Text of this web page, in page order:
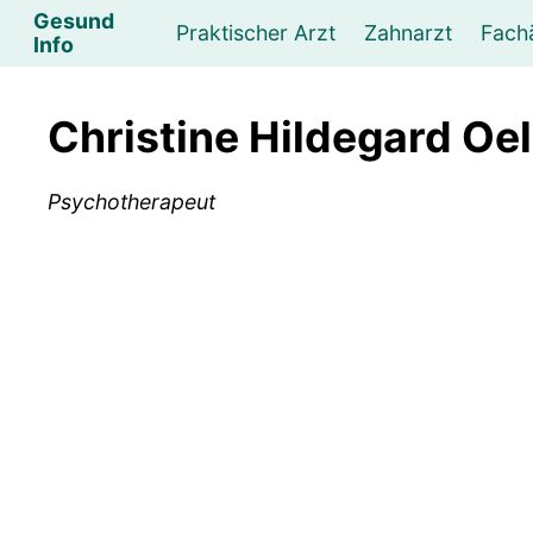
Gesund
Info
Praktischer Arzt Zahnarzt
Christine Hildegard
Psychotherapeut